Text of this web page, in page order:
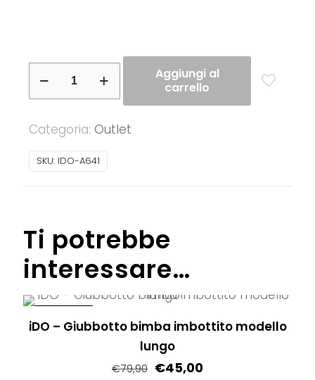
bimba
imbottito
quantità
Aggiungi al
carrello
Categoria: Outlet
SKU: IDO-A641
Ti potrebbe
interessare…
iDO – Giubbotto bimba imbottito modello
lungo
€79,90 €45,00